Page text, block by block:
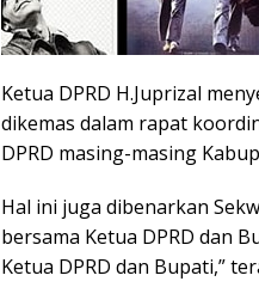
Ketua DPRD H.Juprizal
dikemas dalam rapat
DPRD masing-masing
Hal ini juga dibenarkan
bersama Ketua DPRD dan
Ketua DPRD dan Bupati,”